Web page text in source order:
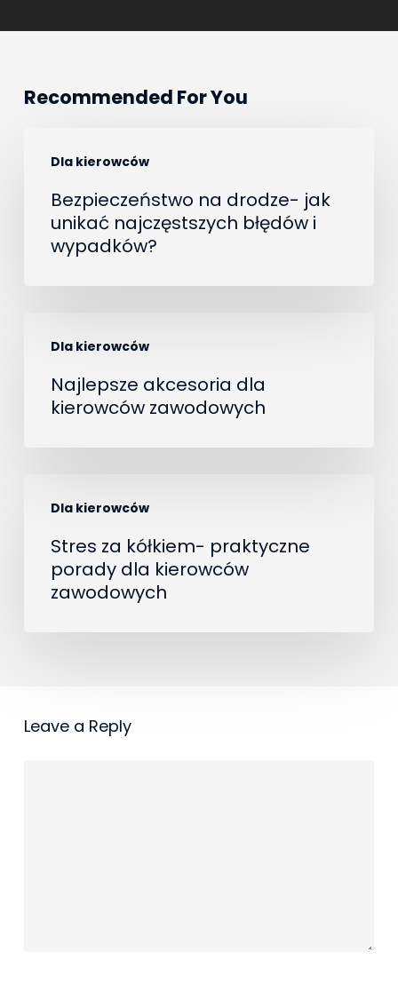
Recommended For You
Dla kierowców
drodze-
unikać
najczęstszych
Bezpieczeństwo na drodze- jak
unikać najczęstszych błędów i
wypadków?
Dla kierowców
akcesoria
kierowców
Najlepsze akcesoria dla
kierowców zawodowych
Dla kierowców
kółkiem-
praktyczne
porady
Stres za kółkiem- praktyczne
porady dla kierowców
zawodowych
Leave a Reply